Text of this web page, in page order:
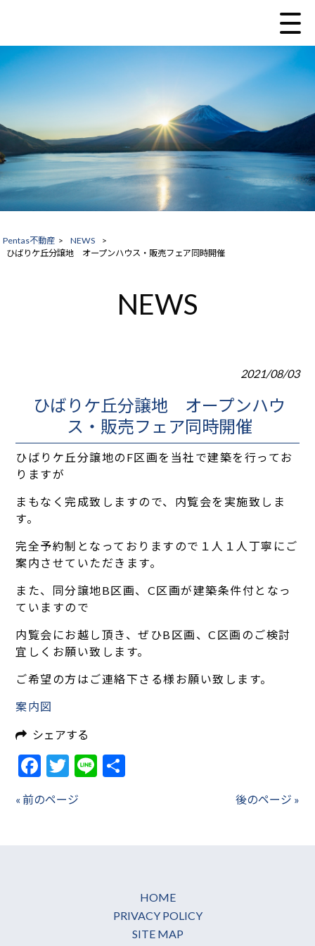
Pentas不動産 > NEWS
>
ひばりケ丘分譲地 オープンハウス・販売フェア同時開催
NEWS
2021/08/03
ひばりケ丘分譲地 オープンハウ
ス・販売フェア同時開催
ひばりケ丘分譲地のF区画を当社で建築を行ってお
りますが
まもなく完成致しますので、内覧会を実施致しま
す。
完全予約制となっておりますので１人１人丁寧にご
案内させていただきます。
また、同分譲地B区画、C区画が建築条件付となっ
ていますので
内覧会にお越し頂き、ぜひB区画、C区画のご検討
宜しくお願い致します。
ご希望の方はご連絡下さる様お願い致します。
案内図
シェアする
Facebook
Twitter
Line
« 前のページ 後のページ »
HOME
PRIVACY POLICY
SITE MAP